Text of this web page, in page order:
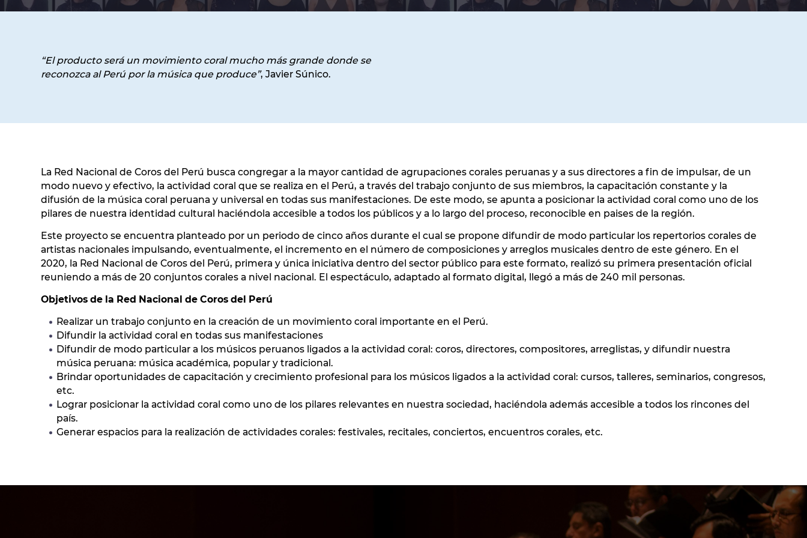
“El producto será un movimiento coral mucho más grande donde se
reconozca al Perú por la música que produce”, Javier Súnico.
La Red Nacional de Coros del Perú busca congregar a la mayor cantidad de agrupaciones corales peruanas y a sus directores a fin de impulsar, de un
modo nuevo y efectivo, la actividad coral que se realiza en el Perú, a través del trabajo conjunto de sus miembros, la capacitación constante y la
difusión de la música coral peruana y universal en todas sus manifestaciones. De este modo, se apunta a posicionar la actividad coral como uno de los
pilares de nuestra identidad cultural haciéndola accesible a todos los públicos y a lo largo del proceso, reconocible en paises de la región.
Este proyecto se encuentra planteado por un periodo de cinco años durante el cual se propone difundir de modo particular los repertorios corales de
artistas nacionales impulsando, eventualmente, el incremento en el número de composiciones y arreglos musicales dentro de este género. En el
2020, la Red Nacional de Coros del Perú, primera y única iniciativa dentro del sector público para este formato, realizó su primera presentación oficial
reuniendo a más de 20 conjuntos corales a nivel nacional. El espectáculo, adaptado al formato digital, llegó a más de 240 mil personas.
Objetivos de la Red Nacional de Coros del Perú
Realizar un trabajo conjunto en la creación de un movimiento coral importante en el Perú.
Difundir la actividad coral en todas sus manifestaciones
Difundir de modo particular a los músicos peruanos ligados a la actividad coral: coros, directores, compositores, arreglistas, y difundir nuestra
música peruana: música académica, popular y tradicional.
Brindar oportunidades de capacitación y crecimiento profesional para los músicos ligados a la actividad coral: cursos, talleres, seminarios, congresos,
etc.
Lograr posicionar la actividad coral como uno de los pilares relevantes en nuestra sociedad, haciéndola además accesible a todos los rincones del
país.
Generar espacios para la realización de actividades corales: festivales, recitales, conciertos, encuentros corales, etc.